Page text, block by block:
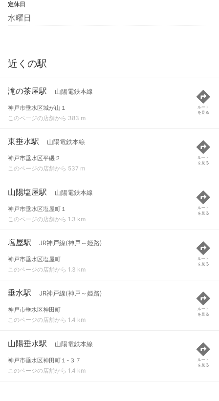
定休日
水曜日
近くの駅
滝の茶屋駅 山陽電鉄本線
神戸市垂水区城が山１
このページの店舗から 383 m
ルート
を見る
東垂水駅 山陽電鉄本線
神戸市垂水区平磯２
このページの店舗から 537 m
ルート
を見る
山陽塩屋駅 山陽電鉄本線
神戸市垂水区塩屋町１
このページの店舗から 1.3 km
ルート
を見る
塩屋駅 JR神戸線(神戸～姫路)
神戸市垂水区塩屋町
このページの店舗から 1.3 km
ルート
を見る
垂水駅 JR神戸線(神戸～姫路)
神戸市垂水区神田町
このページの店舗から 1.4 km
ルート
を見る
山陽垂水駅 山陽電鉄本線
神戸市垂水区神田町１-３７
このページの店舗から 1.4 km
ルート
を見る